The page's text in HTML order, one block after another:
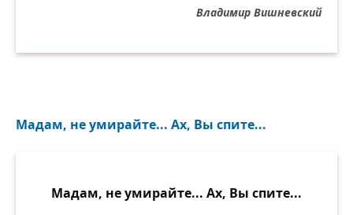
Владимир Вишневский
Мадам, не умирайте... Ах, Вы спите...
Мадам, не умирайте... Ах, Вы спите...